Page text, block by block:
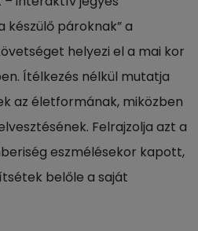
készülő pároknak” a
helyezi el a mai kor
Ítélkezés nélkül mutatja
az életformának, miközben
Felrajzolja azt a
eszmélésekor kapott,
belőle a saját